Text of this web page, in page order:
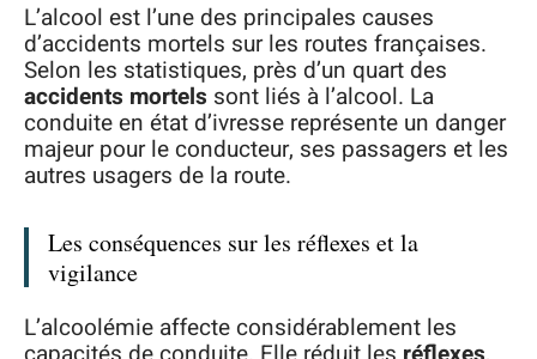
L’alcool est l’une des principales causes
d’accidents mortels sur les routes françaises.
Selon les statistiques, près d’un quart des
accidents mortels sont liés à l’alcool. La
conduite en état d’ivresse représente un danger
majeur pour le conducteur, ses passagers et les
autres usagers de la route.
Les conséquences sur les réflexes et la
vigilance
L’alcoolémie affecte considérablement les